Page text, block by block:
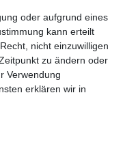
oder aufgrund eines
kann erteilt
nicht einzuwilligen
zu ändern oder
Verwendung
erklären wir in